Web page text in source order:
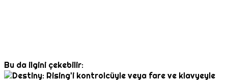
Bu da ilgini çekebilir: